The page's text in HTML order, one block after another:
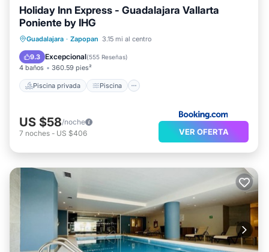
Holiday Inn Express - Guadalajara Vallarta
Poniente by IHG
Guadalajara · Zapopan 3.15 mi al centro
9.3 Excepcional(555 Reseñas)
4 baños 360.59 pies²
Piscina privada Piscina
Piscina privada Piscina
Se admiten mascotas
US $58/noche
7 noches - US $406 VER OFERTA